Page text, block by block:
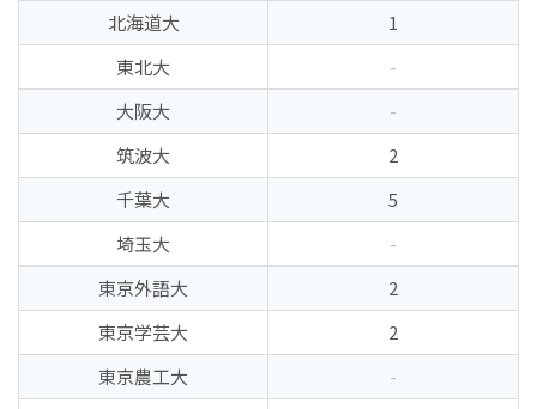
北海道大
1
東北大
-
大阪大
-
筑波大
2
千葉大
5
埼玉大
-
東京外語大
2
東京学芸大
2
東京農工大
-